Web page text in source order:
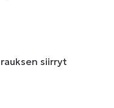
siirryt